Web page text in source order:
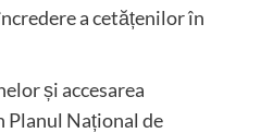
a cetățenilor în
și accesarea
Național de